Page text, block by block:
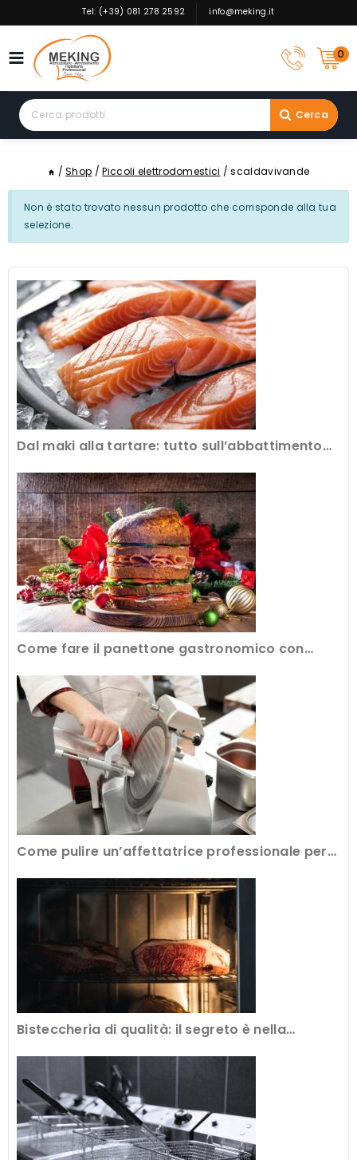
to
Tel: (+39) 081 278 2592 info@meking.it
0
Search
for:
Cerca
/ Shop / Piccoli elettrodomestici / scaldavivande
Non è stato trovato nessun prodotto che corrisponde alla tua
selezione.
Dal maki alla tartare: tutto sull’abbattimento
Come fare il panettone gastronomico con
Come pulire un’affettatrice professionale per
Bisteccheria di qualità: il segreto è nella